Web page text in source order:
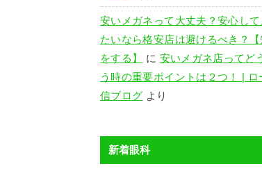
安いメガネって大丈夫？安心し
たいなら格安店は避けるべき？
をする】
に 安いメガネ店ってど
う時の重要ポイントは２つ！ | ロ
信ブログ より
新着眼科